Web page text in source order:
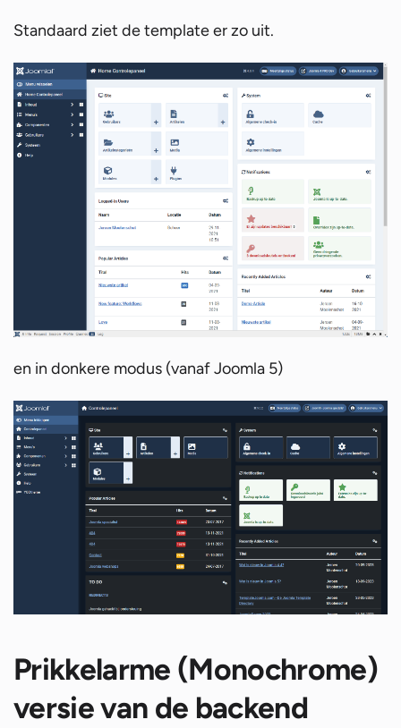
Standaard ziet de template er zo uit.
en in donkere modus (vanaf Joomla 5)
Prikkelarme (Monochrome)
versie van de backend